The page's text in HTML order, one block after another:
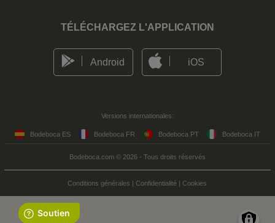
TÉLÉCHARGEZ L'APPLICATION
Android iOS
Versions internationales:
Bodeboca ES Bodeboca FR Bodeboca PT Bodeboca IT
Bodeboca.com © 2026 - Tous droits réservés
Conditions générales | Confidentialité | Cookies